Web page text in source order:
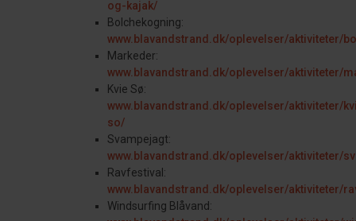
og-kajak/
Bolchekogning:
www.blavandstrand.dk/oplevelser/aktiviteter/
Markeder:
www.blavandstrand.dk/oplevelser/aktiviteter/
Kvie Sø:
www.blavandstrand.dk/oplevelser/aktiviteter/
so/
Svampejagt:
www.blavandstrand.dk/oplevelser/aktiviteter/
Ravfestival:
www.blavandstrand.dk/oplevelser/aktiviteter/
Windsurfing Blåvand: